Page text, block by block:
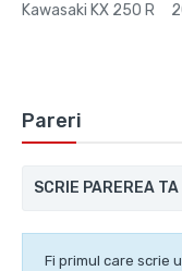
Kawasaki KX 250 R
Pareri
SCRIE PAREREA TA
Fi primul care scrie